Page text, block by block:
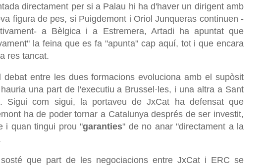
directament per si a Palau hi ha d'haver un dirigent amb
figura de pes, si Puigdemont i Oriol Junqueras continuen -
a Bèlgica i a Estremera, Artadi ha apuntat que
la feina que es fa "apunta" cap aquí, tot i que encara
res tancat.
debat entre les dues formacions evoluciona amb el supòsit
una part de l'executiu a Brussel·les, i una altra a Sant
Sigui com sigui, la portaveu de JxCat ha defensat que
ha de poder tornar a Catalunya després de ser investit,
i quan tingui prou "garanties" de no anar "directament a la
que part de les negociacions entre JxCat i ERC se